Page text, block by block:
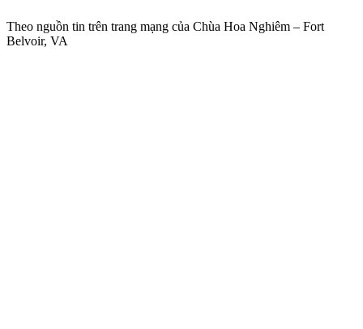
Theo nguồn tin trên trang mạng của Chùa Hoa Nghiêm – Fort
Belvoir, VA